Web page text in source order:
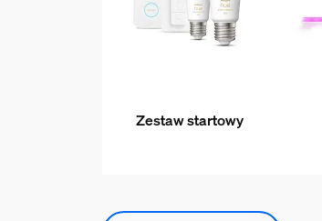
Zestaw startowy